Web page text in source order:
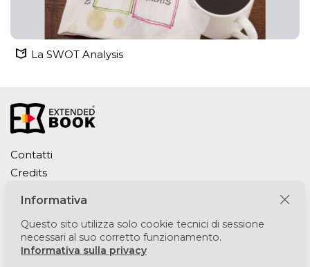
La SWOT Analysis
Contatti
Credits
Cookie Policy
Puntomedia srl
Via Lesmi 6 - 20123 Milano
Informativa
Questo sito utilizza solo cookie tecnici di sessione
necessari al suo corretto funzionamento.
Informativa sulla privacy